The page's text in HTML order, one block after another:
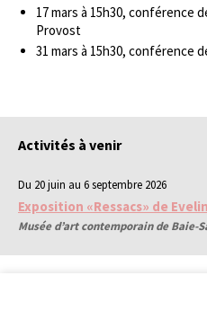
17 mars à 15h30, conférence
Provost
31 mars à 15h30, conférence
Activités à venir
Du 20 juin au 6 septembre 2026
Exposition «Ressacs» de
Musée d’art contemporain de Baie-